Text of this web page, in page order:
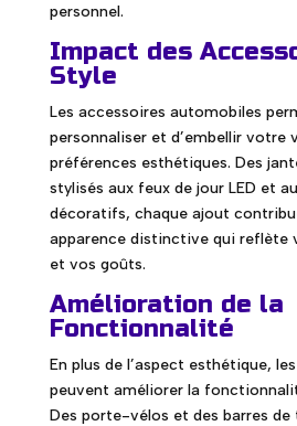
personnel.
Impact des
Style
Les accessoires automobiles
personnaliser et d’embellir votre
préférences esthétiques. Des
stylisés aux feux de jour LED et
décoratifs, chaque ajout
apparence distinctive qui reflète
et vos goûts.
Amélioration de la
Fonctionnalité
En plus de l’aspect esthétique,
peuvent améliorer la
Des porte-vélos et des barres